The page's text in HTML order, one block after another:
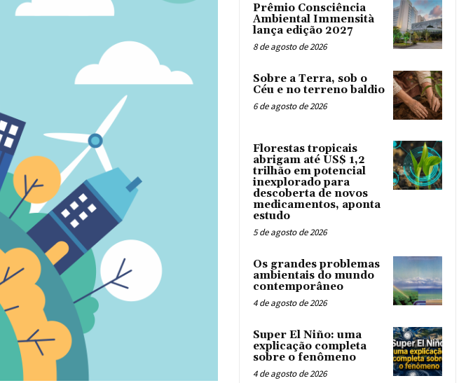
Prêmio Consciência
Ambiental Immensità
lança edição 2027
8 de agosto de 2026
Sobre a Terra, sob o
Céu e no terreno baldio
6 de agosto de 2026
Florestas tropicais
abrigam até US$ 1,2
trilhão em potencial
inexplorado para
descoberta de novos
medicamentos, aponta
estudo
5 de agosto de 2026
Os grandes problemas
ambientais do mundo
contemporâneo
4 de agosto de 2026
Super El Niño: uma
explicação completa
sobre o fenômeno
4 de agosto de 2026